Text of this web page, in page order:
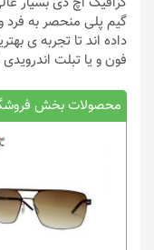
گیم پلی منحصر به
فون و یا تبلت اندرویدی
محصولات بخش